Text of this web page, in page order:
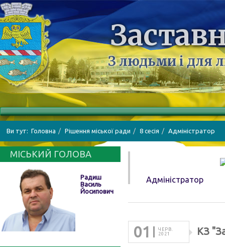
З людьми і для
Ви тут: Головна Рішення міської ради 8 сесія Адміністратор
МІСЬКИЙ ГОЛОВА
Радиш
Василь
Йосипович
Адміністратор
01
ЧЕРВ.
2021
КЗ